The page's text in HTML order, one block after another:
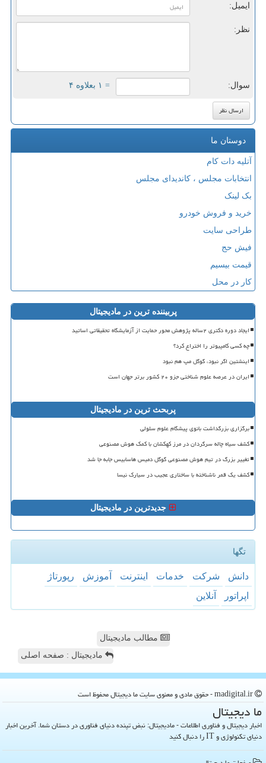
ایمیل:
نظر:
سوال: = ۱ بعلاوه ۴
دوستان ما
آتلیه دات کام
انتخابات مجلس ، کاندیدای مجلس
بک لینک
خرید و فروش خودرو
طراحی سایت
فیش حج
قیمت بیسیم
کار در محل
پربیننده ترین در مادیجیتال
ایجاد دوره دکتری ۲ساله پژوهش محور حمایت از آزمایشگاه تحقیقاتی اساتید
چه کسی کامپیوتر را اختراع کرد؟
اینشتین اگر نبود، گوگل مپ هم نبود
ایران در عرصه علوم شناختی جزو ۲۰ کشور برتر جهان است
پربحث ترین در مادیجیتال
برگزاری بزرگداشت بانوی پیشگام علوم سلولی
کشف سیاه چاله سرگردان در مرز کهکشان با کمک هوش مصنوعی
تغییر بزرگ در تیم هوش مصنوعی گوگل دمیس هاسابیس جابه جا شد
کشف یک قمر ناشناخته با ساختاری عجیب در سیارک نیسا
جدیدترین در مادیجیتال
تگها
دانش شركت خدمات اینترنت آموزش
رپورتاژ
اپراتور
آنلاین
مطالب مادیجیتال
مادیجیتال : صفحه اصلی
ما دیجیتال
اخبار دیجیتال و فناوری اطلاعات - مادیجیتال: نبض تپنده دنیای فناوری در دستان شما. آخرین اخبار
دنیای تکنولوژی و IT را دنبال کنید